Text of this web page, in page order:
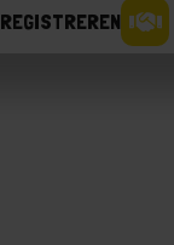
REGISTREREN